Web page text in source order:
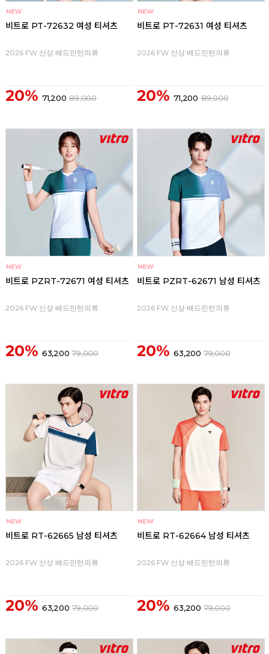
비트로 PT-72632 여성 티셔츠
2026 FW 신상 배드민턴의류
20% 71,200 89,000
비트로 PT-72631 여성 티셔츠
2026 FW 신상 배드민턴의류
20% 71,200 89,000
비트로 PZRT-72671 여성 티셔츠
2026 FW 신상 배드민턴의류
20% 63,200 79,000
비트로 PZRT-62671 남성 티셔츠
2026 FW 신상 배드민턴의류
20% 63,200 79,000
비트로 RT-62665 남성 티셔츠
2026 FW 신상 배드민턴의류
20% 63,200 79,000
비트로 RT-62664 남성 티셔츠
2026 FW 신상 배드민턴의류
20% 63,200 79,000